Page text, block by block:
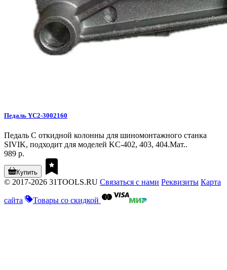
Педаль YC2-3002160
Педаль C откидной колонны для шиномонтажного станка
SIVIK, подходит для моделей KC-402, 403, 404.Мат..
989 р.
Купить
© 2017-2026 31TOOLS.RU Связаться с нами Реквизиты Карта
сайта Товары со скидкой